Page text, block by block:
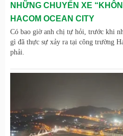
NHỮNG CHUYẾN XE
HACOM OCEAN CITY
Có bao giờ anh chị tự hỏi, trước khi
gì đã thực sự xảy ra tại công trường
phải.